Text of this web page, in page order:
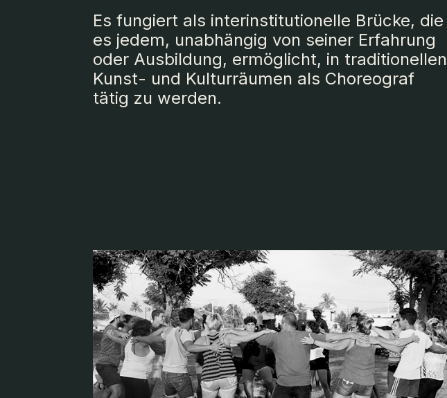
Es fungiert als interinstitutionelle Brücke, die
es jedem, unabhängig von seiner Erfahrung
oder Ausbildung, ermöglicht, in traditionellen
Kunst- und Kulturräumen als Choreograf
tätig zu werden.